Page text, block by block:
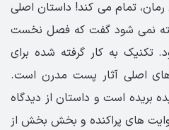
رمان، تمام می کند! داستان اصلی
نمی شود گفت که فصل نخست
تکنیک به کار گرفته شده برای
اصلی آثار پست مدرن است.
بریده است و داستان از دیدگاه
های پراکنده و بخش بخش از